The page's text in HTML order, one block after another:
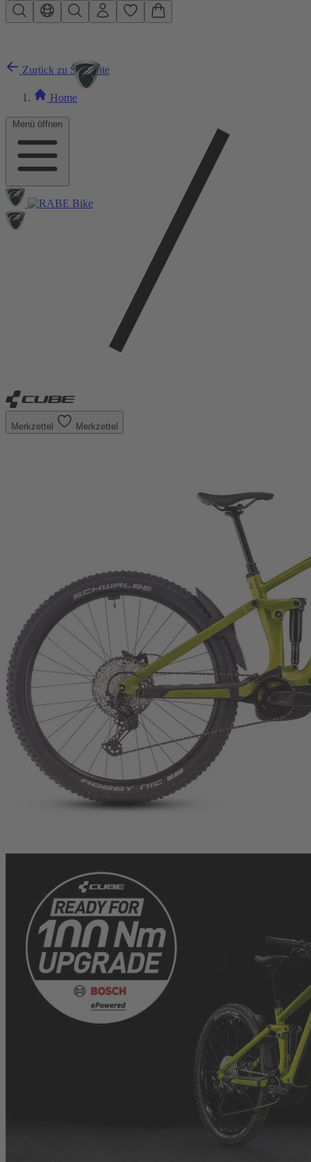
Zum Hauptinhalt springen
Menü öffnen
Zurück zu Startseite
Home
Merkzettel Merkzettel